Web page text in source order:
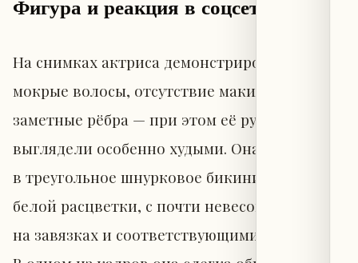
Фигура и реакция в соцсетях
На снимках актриса демонстрировала
мокрые волосы, отсутствие макияжа и
заметные рёбра — при этом её руки и плечи
выглядели особенно худыми. Она была одета
в треугольное шнурковое бикини сине-
белой расцветки, с почти невесомым топом
на завязках и соответствующими трусиками.